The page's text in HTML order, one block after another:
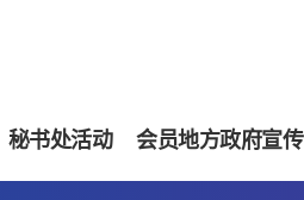
秘书处活动 会员地方政府宣传